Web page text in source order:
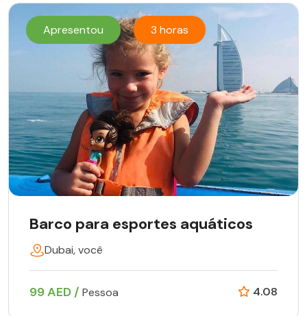
Apresentou 3 horas
Barco para esportes aquáticos
Dubai, você
99 AED / Pessoa 4.08